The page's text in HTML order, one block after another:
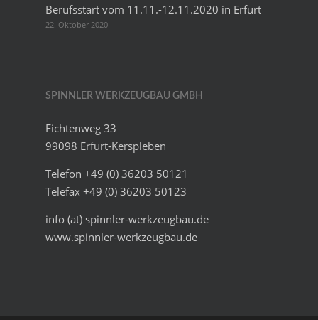
Berufsstart vom 11.11.-12.11.2020 in Erfurt
22. Oktober 2020
SPINNLER WERKZEUGBAU GMBH
Fichtenweg 33
99098 Erfurt-Kerspleben
Telefon +49 (0) 36203 50121
Telefax +49 (0) 36203 50123
info (at) spinnler-werkzeugbau.de
www.spinnler-werkzeugbau.de